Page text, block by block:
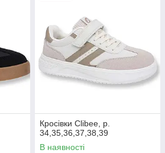
Кросівки Clibee, р.
34,35,36,37,38,39
В наявності